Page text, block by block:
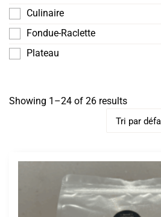
Culinaire
Fondue-Raclette
Plateau
Showing 1–24 of 26 results